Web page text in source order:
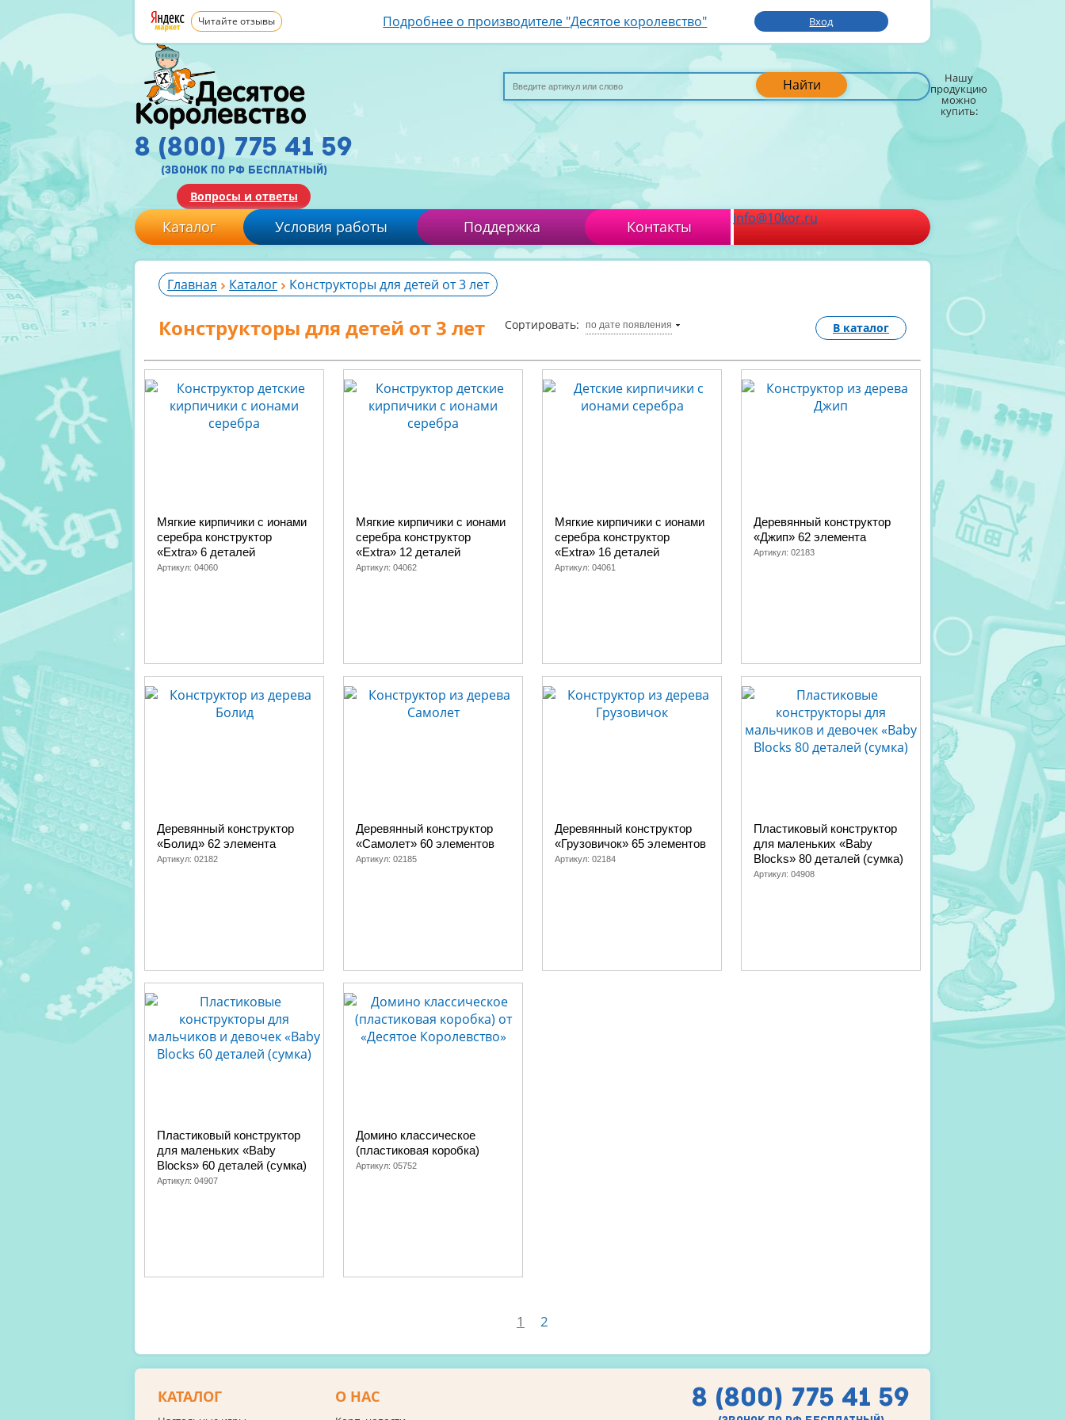
Читайте отзывы Подробнее о производителе "Десятое королевство" Вход
Найти Нашу
продукцию
можно
купить:
8 (800) 775 41 59
(звонок по рф бесплатный)
Вопросы и ответы
Каталог Условия работы Поддержка Контакты info@10kor.ru
Главная Каталог Конструкторы для детей от 3 лет
Конструкторы для детей от 3 лет Сортировать: по дате появления В каталог
Мягкие кирпичики с ионами
серебра конструктор
«Extra» 6 деталей
Артикул: 04060
Мягкие кирпичики с ионами
серебра конструктор
«Extra» 12 деталей
Артикул: 04062
Мягкие кирпичики с ионами
серебра конструктор
«Extra» 16 деталей
Артикул: 04061
Деревянный конструктор
«Джип» 62 элемента
Артикул: 02183
Деревянный конструктор
«Болид» 62 элемента
Артикул: 02182
Деревянный конструктор
«Самолет» 60 элементов
Артикул: 02185
Деревянный конструктор
«Грузовичок» 65 элементов
Артикул: 02184
Пластиковый конструктор
для маленьких «Baby
Blocks» 80 деталей (сумка)
Артикул: 04908
Пластиковый конструктор
для маленьких «Baby
Blocks» 60 деталей (сумка)
Артикул: 04907
Домино классическое
(пластиковая коробка)
Артикул: 05752
1 2
КАТАЛОГ О НАС 8 (800) 775 41 59